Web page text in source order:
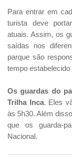
Para entrar em
turista deve
atuais. Assim, os
saídas nos
parque são
tempo estabelecido
Os guardas do
Trilha Inca. Eles
às 5h30. Além
que os guarda-
Nacional.